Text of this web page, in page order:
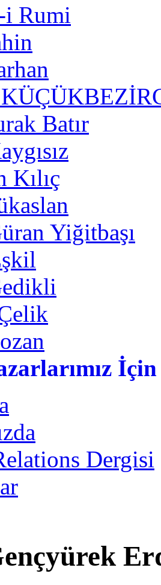
i Rumi
Batır
Kılıç
Yiğitbaşı
İçin
Dergisi